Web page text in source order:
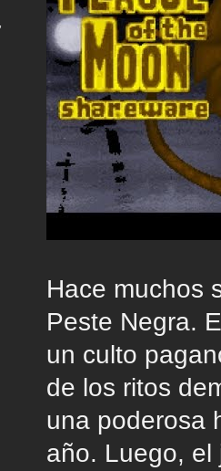
Hace muchos
Peste Negra.
un culto
de los ritos
una poderosa
año. Luego, el